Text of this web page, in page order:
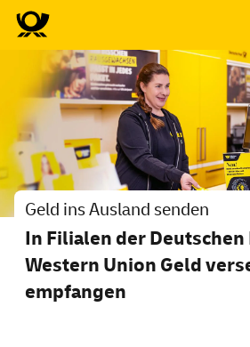
Geld ins Ausland senden
In Filialen der
Western Union Geld
empfangen